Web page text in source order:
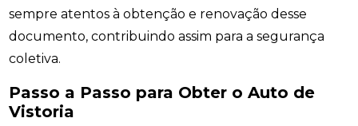
sempre atentos à obtenção e renovação desse
documento, contribuindo assim para a segurança
coletiva.
Passo a Passo para Obter o Auto de
Vistoria